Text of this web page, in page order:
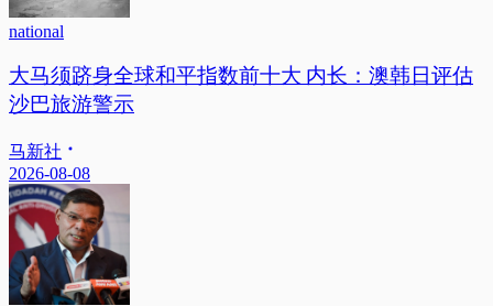
national
大马须跻身全球和平指数前十大 内长：澳韩日评估
沙巴旅游警示
马新社
2026-08-08